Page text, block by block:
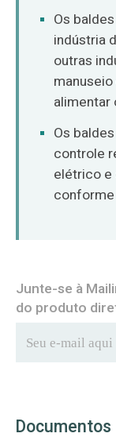
Os
indústria
outras
alimentar
Os
controle
elétrico e
Junte-se à
do produto
Documentos